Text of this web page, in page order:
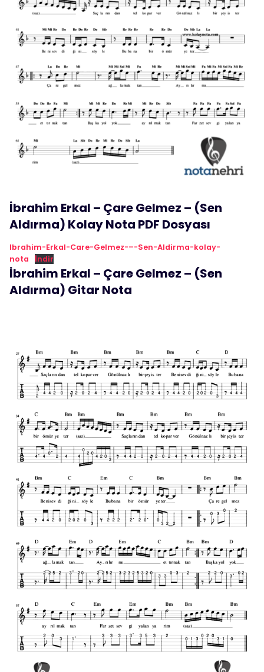
İbrahim Erkal – Çare Gelmez – (Sen
Aldırma) Kolay Nota PDF Dosyası
Ibrahim-Erkal-Care-Gelmez-–-Sen-Aldirma-kolay-
nota
İndir
İbrahim Erkal – Çare Gelmez – (Sen
Aldırma) Gitar Nota